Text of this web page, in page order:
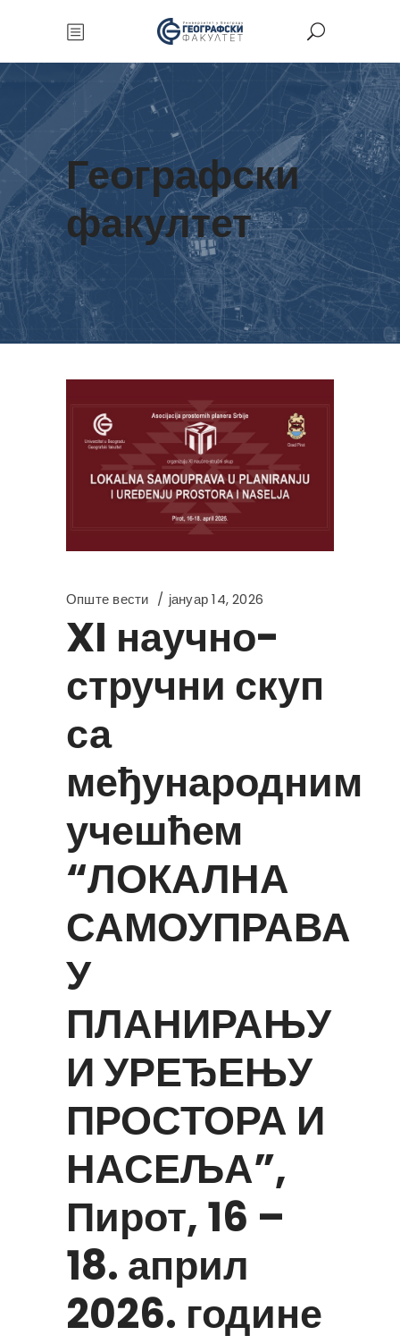
Географски
факултет
Опште вести јануар 14, 2026
XI научно-
стручни скуп
са
међународним
учешћем
“ЛОКАЛНА
САМОУПРАВА
У
ПЛАНИРАЊУ
И УРЕЂЕЊУ
ПРОСТОРА И
НАСЕЉА”,
Пирот, 16 –
18. април
2026. године